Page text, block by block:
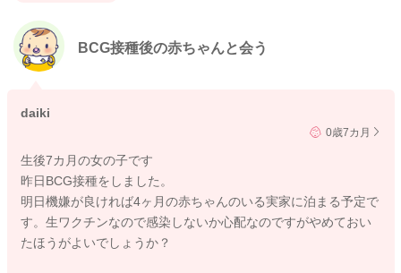
BCG接種後の赤ちゃんと会う
daiki
0歳7カ月
生後7カ月の女の子です
昨日BCG接種をしました。
明日機嫌が良ければ4ヶ月の赤ちゃんのいる実家に泊まる予定で
す。生ワクチンなので感染しないか心配なのですがやめておい
たほうがよいでしょうか？